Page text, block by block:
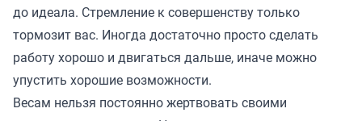
до идеала. Стремление к совершенству только
тормозит вас. Иногда достаточно просто сделать
работу хорошо и двигаться дальше, иначе можно
упустить хорошие возможности.
Весам нельзя постоянно жертвовать своими